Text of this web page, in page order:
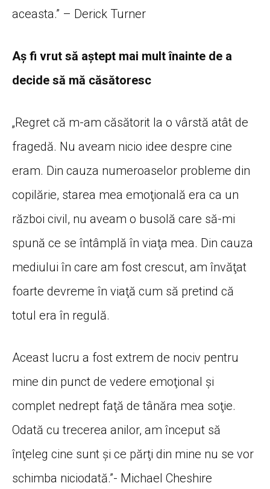
aceasta.” – Derick Turner
Aş fi vrut să aştept mai mult înainte de a
decide să mă căsătoresc
„Regret că m-am căsătorit la o vârstă atât de
fragedă. Nu aveam nicio idee despre cine
eram. Din cauza numeroaselor probleme din
copilărie, starea mea emoţională era ca un
război civil, nu aveam o busolă care să-mi
spună ce se întâmplă în viaţa mea. Din cauza
mediului în care am fost crescut, am învăţat
foarte devreme în viaţă cum să pretind că
totul era în regulă.
Aceast lucru a fost extrem de nociv pentru
mine din punct de vedere emoţional şi
complet nedrept faţă de tânăra mea soţie.
Odată cu trecerea anilor, am început să
înţeleg cine sunt şi ce părţi din mine nu se vor
schimba niciodată.”- Michael Cheshire